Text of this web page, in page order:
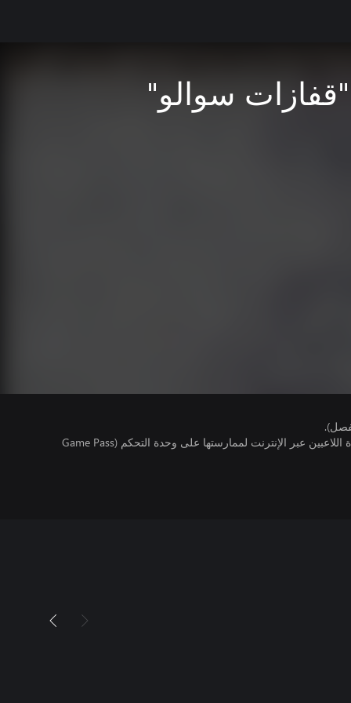
سوالو"
تتطلب اللعبة توفر اشتراك ألعاب متعددة اللاعبين عبر الإنترنت لممارستها على وحدة التحكم (Game Pass